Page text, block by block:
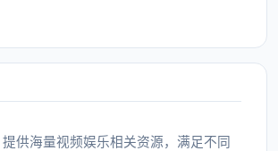
提供海量视频娱乐相关资源，满足不同